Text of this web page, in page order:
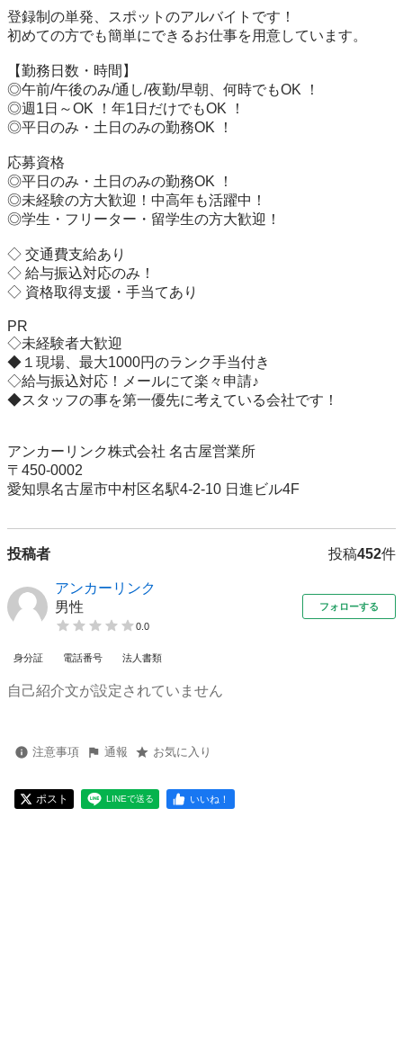
登録制の単発、スポットのアルバイトです！
初めての方でも簡単にできるお仕事を用意しています。
【勤務日数・時間】
◎午前/午後のみ/通し/夜勤/早朝、何時でもOK ！
◎週1日～OK ！年1日だけでもOK ！
◎平日のみ・土日のみの勤務OK ！
応募資格
◎平日のみ・土日のみの勤務OK ！
◎未経験の方大歓迎！中高年も活躍中！
◎学生・フリーター・留学生の方大歓迎！
◇ 交通費支給あり
◇ 給与振込対応のみ！
◇ 資格取得支援・手当てあり
PR
◇未経験者大歓迎
◆１現場、最大1000円のランク手当付き
◇給与振込対応！メールにて楽々申請♪
◆スタッフの事を第一優先に考えている会社です！
アンカーリンク株式会社 名古屋営業所
〒450-0002
愛知県名古屋市中村区名駅4-2-10 日進ビル4F
投稿者 投稿452件
アンカーリンク
男性
0.0
フォローする
身分証 電話番号 法人書類
自己紹介文が設定されていません
注意事項 通報 お気に入り
ポスト LINEで送る いいね！